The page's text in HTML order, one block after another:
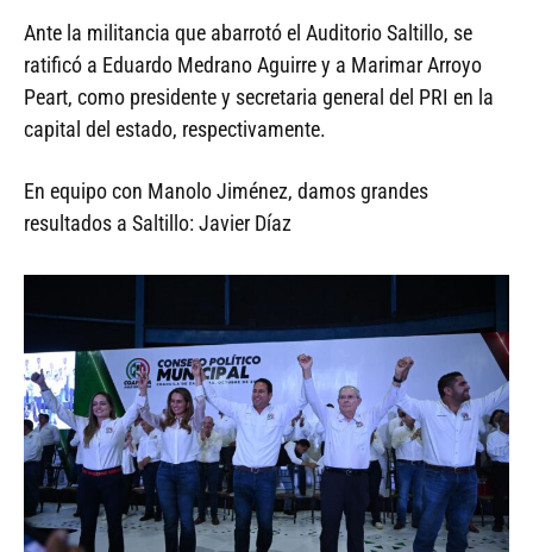
Ante la militancia que abarrotó el Auditorio Saltillo, se
ratificó a Eduardo Medrano Aguirre y a Marimar Arroyo
Peart, como presidente y secretaria general del PRI en la
capital del estado, respectivamente.
En equipo con Manolo Jiménez, damos grandes
resultados a Saltillo: Javier Díaz